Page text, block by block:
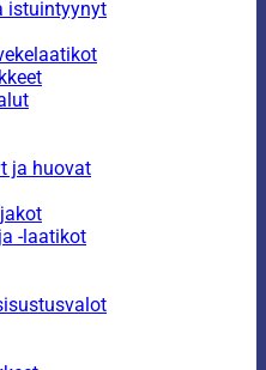
istuintyynyt
ja huovat
-laatikot